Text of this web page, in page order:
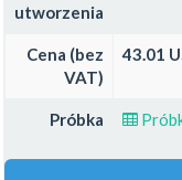
utworzenia
Cena (bez
VAT)
43.01
Próbka